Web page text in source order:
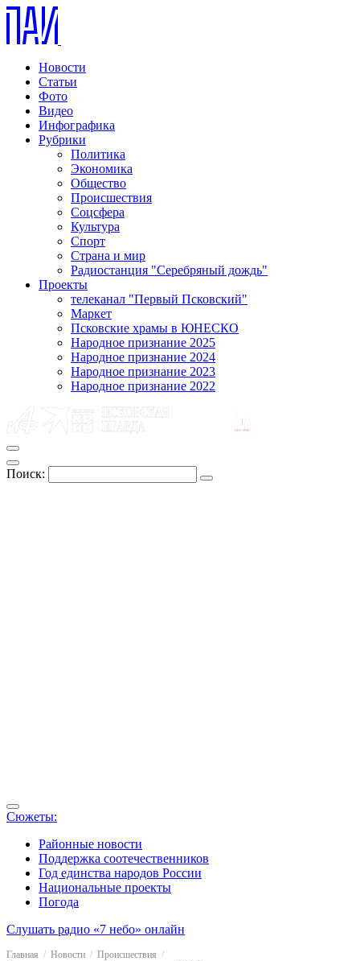
Новости
Статьи
Фото
Видео
Инфографика
Рубрики
Политика
Экономика
Общество
Происшествия
Соцсфера
Культура
Спорт
Страна и мир
Радиостанция "Серебряный дождь"
Проекты
телеканал "Первый Псковский"
Маркет
Псковские храмы в ЮНЕСКО
Народное признание 2025
Народное признание 2024
Народное признание 2023
Народное признание 2022
Поиск:
Сюжеты:
Районные новости
Поддержка соотечественников
Год единства народов России
Национальные проекты
Погода
Слушать радио «7 небо» онлайн
Главная Новости
Происшествия